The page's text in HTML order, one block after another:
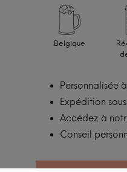
Belgique
Personnalisée
Expédition
Accédez à
Conseil